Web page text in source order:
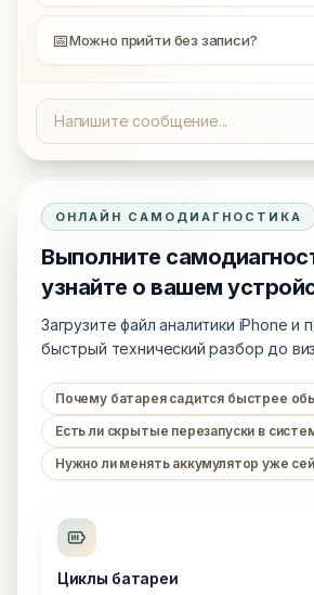
📅Можно прийти без записи?
ОНЛАЙН САМОДИАГНОСТИКА
Выполните
узнайте о вашем
Загрузите файл аналитики iPhone и
быстрый технический разбор до
Почему батарея садится быстрее
Есть ли скрытые перезапуски в
Нужно ли менять аккумулятор уже
Циклы батареи